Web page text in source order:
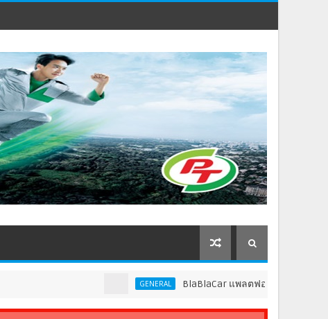
BlaBlaCar แพลตฟอร์มคาร์พูลชั้นนำระดับโลก ปร